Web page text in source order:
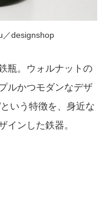
designshop
瓶。ウォルナットの
ルかつモダンなデザ
いう特徴を、身近な
インした鉄器。